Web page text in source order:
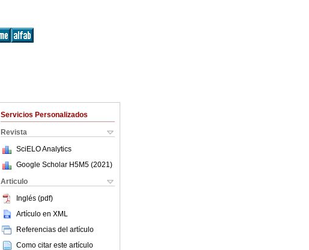
Servicios Personalizados
Revista
SciELO Analytics
Google Scholar H5M5 (2021 )
Articulo
Inglés (pdf)
Artículo en XML
Referencias del artículo
Como citar este artículo